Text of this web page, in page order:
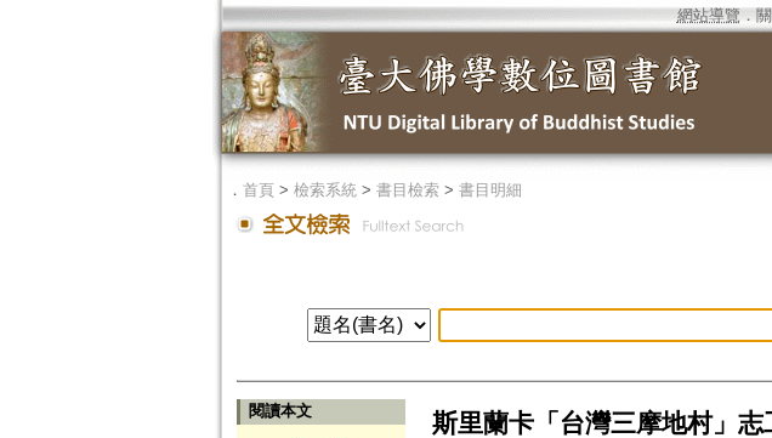
網站導覽 ．
． 首頁> 檢索系統> 書目檢索> 書目明細
閱讀本文
斯里蘭卡「台灣三摩地村」